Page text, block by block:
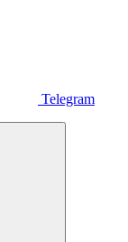
Telegram